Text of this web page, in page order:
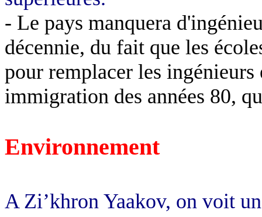
- Le pays manquera
décennie, du fait que les
pour remplacer les ingénieurs
immigration des années 80,
Environnement
A Zi’khron Yaakov, on voit